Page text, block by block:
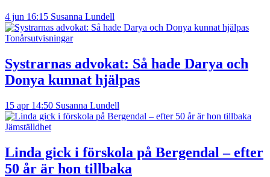
4 jun 16:15 Susanna Lundell
Tonårsutvisningar
Systrarnas advokat: Så hade Darya och
Donya kunnat hjälpas
15 apr 14:50 Susanna Lundell
Jämställdhet
Linda gick i förskola på Bergendal – efter
50 år är hon tillbaka